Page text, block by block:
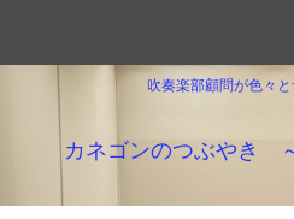
吹奏楽部顧問が色々と
カネゴンのつぶやき